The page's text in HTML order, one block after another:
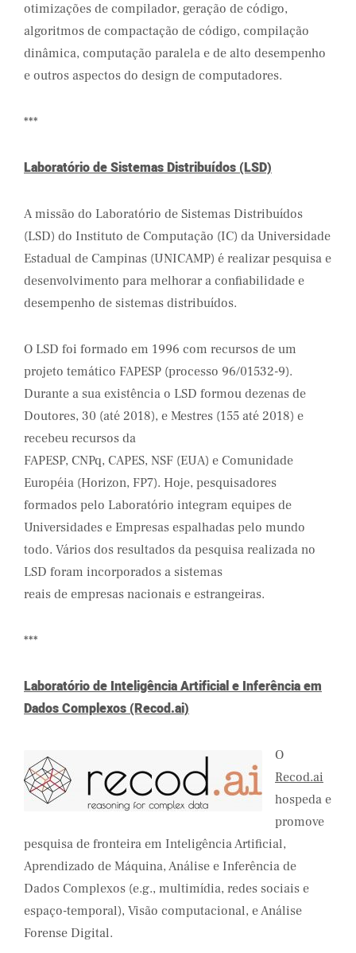
otimizações de compilador, geração de código,
algoritmos de compactação de código, compilação
dinâmica, computação paralela e de alto desempenho
e outros aspectos do design de computadores.
***
Laboratório de Sistemas Distribuídos (LSD)
A missão do Laboratório de Sistemas Distribuídos
(LSD) do Instituto de Computação (IC) da Universidade
Estadual de Campinas (UNICAMP) é realizar pesquisa e
desenvolvimento para melhorar a confiabilidade e
desempenho de sistemas distribuídos.
O LSD foi formado em 1996 com recursos de um
projeto temático FAPESP (processo 96/01532-9).
Durante a sua existência o LSD formou dezenas de
Doutores, 30 (até 2018), e Mestres (155 até 2018) e
recebeu recursos da
FAPESP, CNPq, CAPES, NSF (EUA) e Comunidade
Européia (Horizon, FP7). Hoje, pesquisadores
formados pelo Laboratório integram equipes de
Universidades e Empresas espalhadas pelo mundo
todo. Vários dos resultados da pesquisa realizada no
LSD foram incorporados a sistemas
reais de empresas nacionais e estrangeiras.
***
Laboratório de Inteligência Artificial e Inferência em
Dados Complexos (Recod.ai)
O
Recod.ai
hospeda e
promove
pesquisa de fronteira em Inteligência Artificial,
Aprendizado de Máquina, Análise e Inferência de
Dados Complexos (e.g., multimídia, redes sociais e
espaço-temporal), Visão computacional, e Análise
Forense Digital.